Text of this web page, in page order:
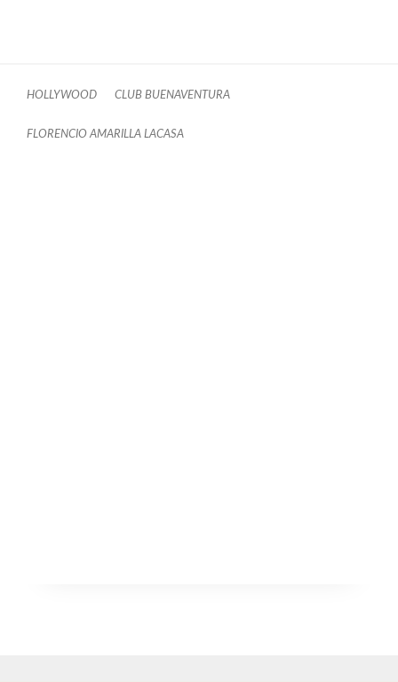
HOLLYWOOD CLUB BUENAVENTURA
FLORENCIO AMARILLA LACASA